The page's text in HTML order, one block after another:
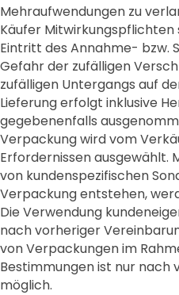
Mehraufwendungen zu
Käufer
Eintritt des Annahme- bzw.
Gefahr der zufälligen
zufälligen Untergangs auf
Lieferung erfolgt inklusive
gegebenenfalls
Verpackung wird vom
Erfordernissen ausgewählt.
von kundenspezifischen
Verpackung entstehen,
Die Verwendung
nach vorheriger
von Verpackungen im
Bestimmungen ist nur nach
möglich.